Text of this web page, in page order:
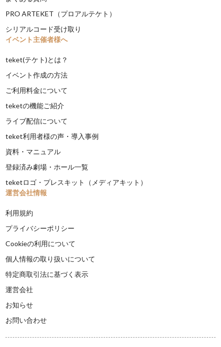
PRO ARTEKET（プロアルテケト）
シリアルコード受け取り
イベント主催者様へ
teket(テケト)とは？
イベント作成の方法
ご利用料金について
teketの機能ご紹介
ライブ配信について
teket利用者様の声・導入事例
資料・マニュアル
登録済み劇場・ホール一覧
teketロゴ・プレスキット（メディアキット）
運営会社情報
利用規約
プライバシーポリシー
Cookieの利用について
個人情報の取り扱いについて
特定商取引法に基づく表示
運営会社
お知らせ
お問い合わせ